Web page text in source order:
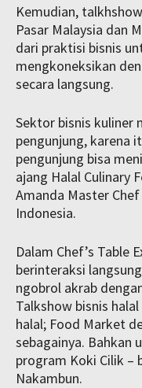
Kemudian,
Pasar Malaysia dan
dari praktisi bisnis
mengkoneksikan
secara langsung.
Sektor bisnis kuliner
pengunjung, karena
pengunjung bisa
ajang Halal Culinary
Amanda Master
Indonesia.
Dalam Chef’s Table
berinteraksi
ngobrol akrab
Talkshow bisnis
halal; Food Market
sebagainya. Bahkan
program Koki Cilik –
Nakambun.